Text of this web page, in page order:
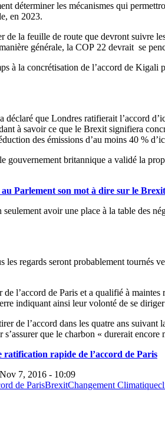
déterminer les mécanismes qui
en 2023.
de la feuille de route que devront suivre
générale, la COP 22 devrait se
à la concrétisation de l’accord de
que Londres ratifierait l’accord
à savoir ce que le Brexit signifiera
des émissions d’au moins 40 %
gouvernement britannique a validé la
Parlement son mot à dire sur le Brexit
avoir une place à la table des
les regards seront probablement
l’accord de Paris et a qualifié à
indiquant ainsi leur volonté de se
de l’accord dans les quatre ans
que le charbon « durerait encore
rapide de l’accord de Paris
7, 2016 - 10:09
de ParisBrexitChangement Climatique